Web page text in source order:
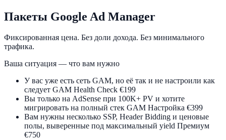
Пакеты Google Ad Manager
Фиксированная цена. Без доли дохода. Без минимального
трафика.
Ваша ситуация — что вам нужно
У вас уже есть сеть GAM, но её так и не настроили как
следует GAM Health Check €199
Вы только на AdSense при 100K+ PV и хотите
мигрировать на полный стек GAM Настройка €399
Вам нужны несколько SSP, Header Bidding и ценовые
полы, выверенные под максимальный yield Премиум
€750